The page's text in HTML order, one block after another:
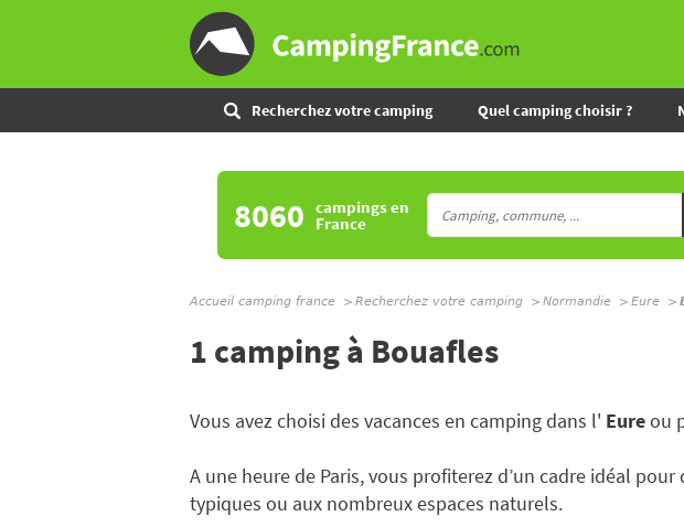
Recherchez votre camping Quel camping choisir ?
8060 campingsen
France
Accueil camping france Recherchez votre camping Normandie Eure
1 camping à Bouafles
Vous avez choisi des vacances en camping dans l' Eureou
A une heure de Paris, vous profiterez d’un cadre idéal
typiques ou aux nombreux espaces naturels.